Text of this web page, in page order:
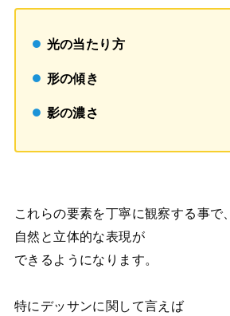
光の当たり方
形の傾き
影の濃さ
これらの要素を丁寧に観察する事で、
自然と立体的な表現が
できるようになります。
特にデッサンに関して言えば